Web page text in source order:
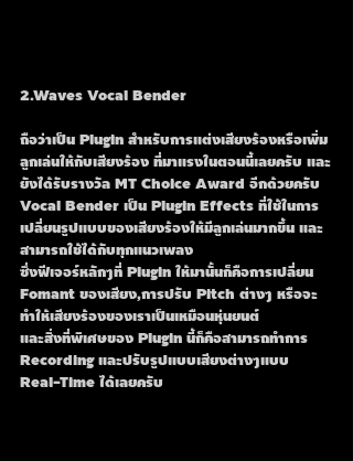
2.Waves Vocal Bender
ถือว่าเป็น Plugin สำหรับการแต่งเสียงร้องหรือเพิ่ม
ลูกเล่นให้กับเสียงร้อง ที่มาแรงในตอนนี้เลยครับ และ
ยังได้รับรางวัล MT Choice Award อีกด้วยครับ
Vocal Bender เป็น Plugin Effects ที่ใช้ในการ
เปลี่ยนรูปแบบของเสียงร้องให้มีลูกเล่นมากขึ้น และ
สามารถใช้ได้กับทุกแนวเพลง
ซึ่งฟีเจอร์หลักๆที่ Plugin ให้มานั้นก็คือการเปลี่ยน
Fomant ของเสียง,การปรับ Pitch ต่างๆ หรือจะ
ทำให้เสียงร้องของเราเป็นเหมือนหุ่นยนต์
และสิ่งที่พิเศษของ Plugin นี้ก็คือสามารถทำการ
Recording และปรับรูปแบบเสียงต่างๆแบบ
Real-Time ได้เลยครับ